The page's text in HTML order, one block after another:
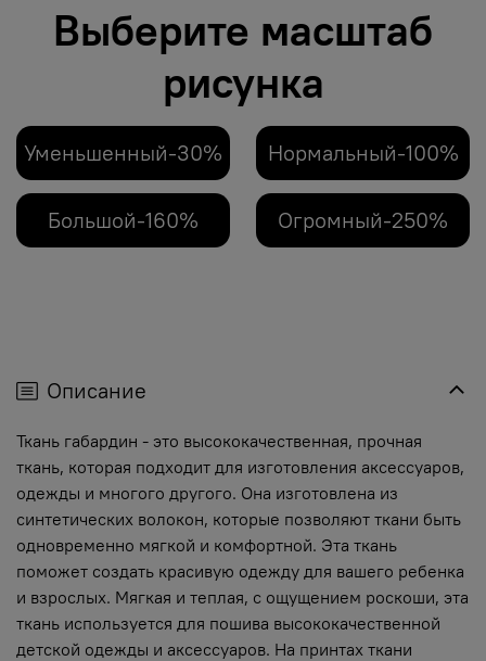
Выберите масштаб
рисунка
Уменьшенный-30% Нормальный-100%
Большой-160% Огромный-250%
Описание
Ткань габардин - это высококачественная, прочная
ткань, которая подходит для изготовления аксессуаров,
одежды и многого другого. Она изготовлена из
синтетических волокон, которые позволяют ткани быть
одновременно мягкой и комфортной. Эта ткань
поможет создать красивую одежду для вашего ребенка
и взрослых. Мягкая и теплая, с ощущением роскоши, эта
ткань используется для пошива высококачественной
детской одежды и аксессуаров. На принтах ткани